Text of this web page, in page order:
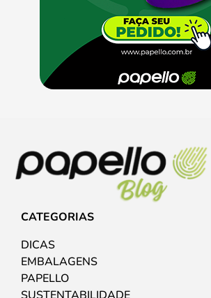
CATEGORIAS
DICAS
EMBALAGENS
PAPELLO
SUSTENTABILIDADE